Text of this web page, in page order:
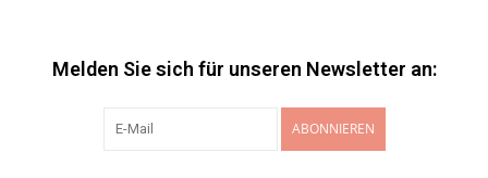
Melden Sie sich für unseren Newsletter an:
ABONNIEREN